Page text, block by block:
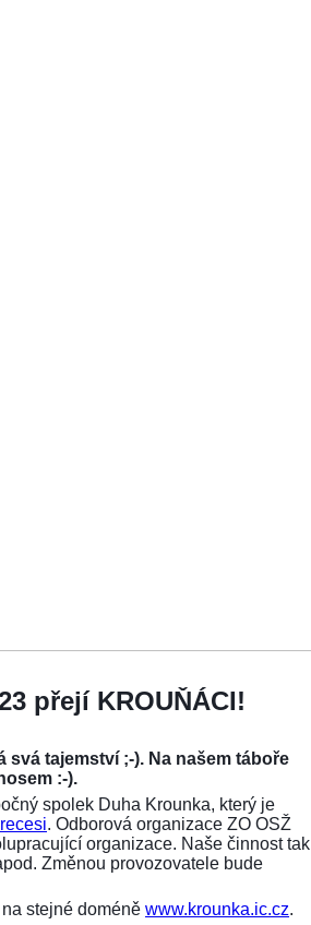
přejí KROUŇÁCI!
tajemství ;-). Na našem táboře
:-).
spolek Duha Krounka, který je
. Odborová organizace ZO OSŽ
organizace. Naše činnost tak
Změnou provozovatele bude
stejné doméně www.krounka.ic.cz.